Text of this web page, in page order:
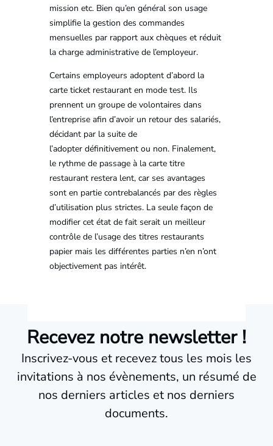
mission etc. Bien qu’en général son usage
simplifie la gestion des commandes
mensuelles par rapport aux chèques et réduit
la charge administrative de l’employeur.
Certains employeurs adoptent d’abord la
carte ticket restaurant en mode test. Ils
prennent un groupe de volontaires dans
l’entreprise afin d’avoir un retour des salariés,
décidant par la suite de
l’adopter définitivement ou non. Finalement,
le rythme de passage à la carte titre
restaurant restera lent, car ses avantages
sont en partie contrebalancés par des règles
d’utilisation plus strictes. La seule façon de
modifier cet état de fait serait un meilleur
contrôle de l’usage des titres restaurants
papier mais les différentes parties n’en n’ont
objectivement pas intérêt.
Recevez notre newsletter !
Inscrivez-vous et recevez tous les mois les
invitations à nos évènements, un résumé de
nos derniers articles et nos derniers
documents.